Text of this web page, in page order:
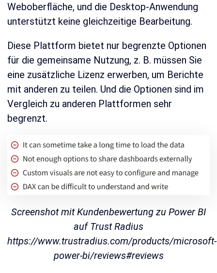
Weboberfläche, und die Desktop-Anwendung
unterstützt keine gleichzeitige Bearbeitung.
Diese Plattform bietet nur begrenzte Optionen
für die gemeinsame Nutzung, z. B. müssen Sie
eine zusätzliche Lizenz erwerben, um Berichte
mit anderen zu teilen. Und die Optionen sind im
Vergleich zu anderen Plattformen sehr
begrenzt.
Screenshot mit Kundenbewertung zu Power BI
auf Trust Radius
https://www.trustradius.com/products/microsoft-
power-bi/reviews#reviews